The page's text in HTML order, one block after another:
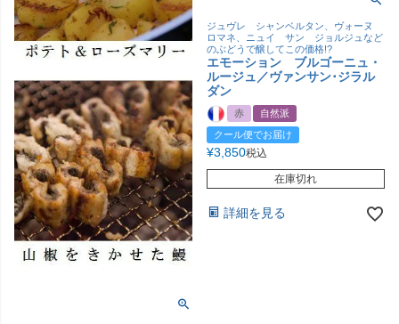
ジュヴレ シャンベルタン、ヴォーヌ
ロマネ、ニュイ サン ジョルジュなど
のぶどうで醸してこの価格!?
エモーション ブルゴーニュ・
ルージュ／ヴァンサン･ジラル
ダン
赤
自然派
クール便でお届け
¥3,850税込
在庫切れ
詳細を見る